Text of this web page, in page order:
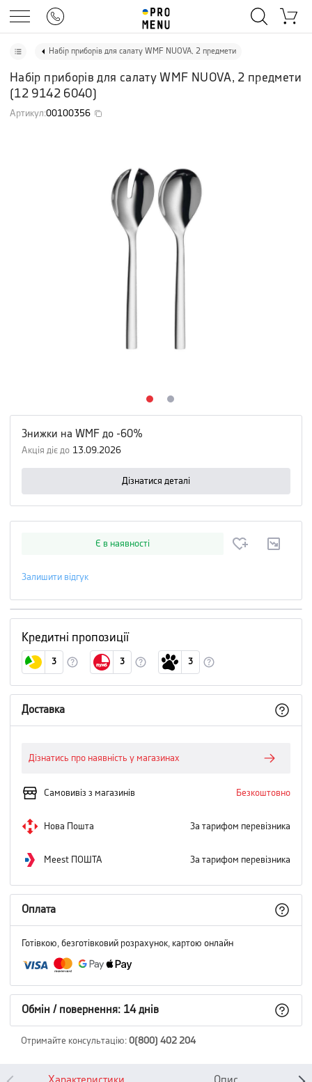
Набір приборів для салату WMF NUOVA, 2 предмети
Набір приборів для салату WMF NUOVA, 2 предмети
(12 9142 6040)
Артикул:00100356
Знижки на WMF до -60%
Акція діє до 13.09.2026
Дізнатися деталі
Є в наявності
Залишити відгук
Кредитні пропозиції
3 3 3
Доставка
Дізнатись про наявність у магазинах
Самовивіз з магазинів Безкоштовно
Нова Пошта За тарифом перевізника
Meest ПОШТА За тарифом перевізника
Оплата
Готівкою, безготівковий розрахунок, картою онлайн
Обмін / повернення: 14 днів
Отримайте консультацію: 0(800) 402 204